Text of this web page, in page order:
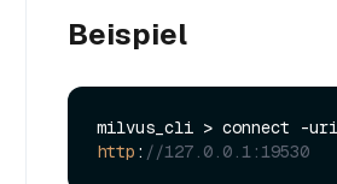
Beispiel
http : //127.0.0.1:19530